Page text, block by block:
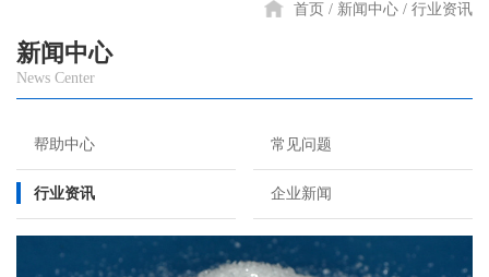
首页 新闻中心 行业资讯
新闻中心
News Center
帮助中心 常见问题
行业资讯 企业新闻